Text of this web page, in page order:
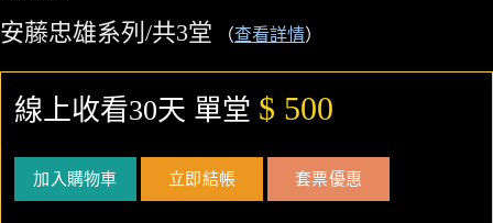
安藤忠雄系列/共3堂 （查看詳情）
線上收看30天 單堂 $ 500
加入購物車 立即結帳 套票優惠